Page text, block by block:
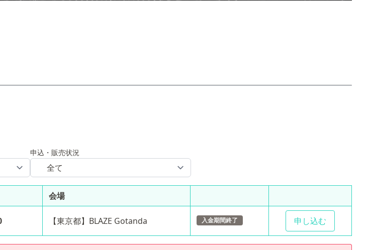
申込・販売状況
会場
【東京都】BLAZE Gotanda 入金期間終了 申し込む